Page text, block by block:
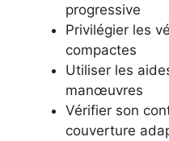
progressive
Privilégier les
compactes
Utiliser les
manœuvres
Vérifier son
couverture